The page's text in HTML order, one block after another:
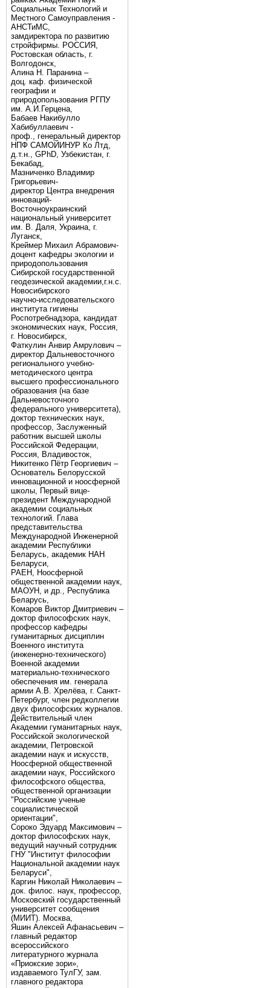
Социальных Технологий и
Местного Самоуправления -
АНСТиМС,
замдиректора по развитию
стройфирмы. РОССИЯ,
Ростовская область, г.
Волгодонск,
Алина Н. Паранина –
доц. каф. физической
географии и
природопользования РГПУ
им. А.И.Герцена,
Бабаев Накибулло
Хабибуллаевич -
проф., генеральный директор
НПФ САМОЙИНУР Ко Лтд,
д.т.н., GPhD, Узбекистан, г.
Бекабад,
Мазниченко Владимир
Григорьевич-
директор Центра внедрения
инноваций-
Восточноукраинский
национальный университет
им. В. Даля, Украина, г.
Луганск,
Креймер Михаил Абрамович-
доцент кафедры экологии и
природопользования
Сибирской государственной
геодезической академии,г.н.с.
Новосибирского
научно-исследовательского
института гигиены
Роспотребнадзора, кандидат
экономических наук, Россия,
г. Новосибирск,
Фаткулин Анвир Амрулович –
директор Дальневосточного
регионального учебно-
методического центра
высшего профессионального
образования (на базе
Дальневосточного
федерального университета),
доктор технических наук,
профессор, Заслуженный
работник высшей школы
Российской Федерации,
Россия, Владивосток,
Никитенко Пётр Георгиевич –
Основатель Белорусской
инновационной и ноосферной
школы, Первый вице-
президент Международной
академии социальных
технологий. Глава
представительства
Международной Инженерной
академии Республики
Беларусь, академик НАН
Беларуси,
РАЕН, Ноосферной
общественной академии наук,
МАОУН, и др., Республика
Беларусь,
Комаров Виктор Дмитриевич –
доктор философских наук,
профессор кафедры
гуманитарных дисциплин
Военного института
(инженерно-технического)
Военной академии
материально-технического
обеспечения им. генерала
армии А.В. Хрелёва, г. Санкт-
Петербург, член редколлегии
двух философских журналов.
Действительный член
Академии гуманитарных наук,
Российской экологической
академии, Петровской
академии наук и искусств,
Ноосферной общественной
академии наук, Российского
философского общества,
общественной организации
"Российские ученые
социалистической
ориентации",
Сороко Эдуард Максимович –
доктор философских наук,
ведущий научный сотрудник
ГНУ "Институт философии
Национальной академии наук
Беларуси",
Каргин Николай Николаевич –
док. филос. наук, профессор,
Московский государственный
университет сообщения
(МИИТ). Москва,
Яшин Алексей Афанасьевич –
главный редактор
всероссийского
литературного журнала
«Приокские зори»,
издаваемого ТулГУ, зам.
главного редактора